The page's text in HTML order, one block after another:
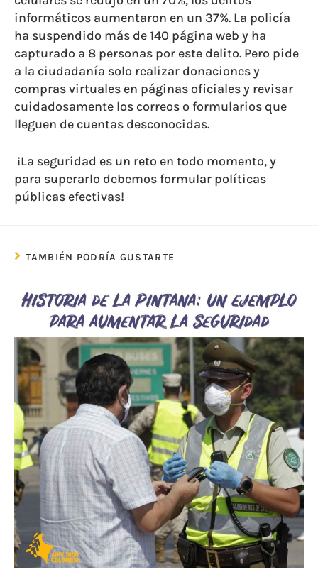
informáticos aumentaron en un 37%. La policía
ha suspendido más de 140 página web y ha
capturado a 8 personas por este delito. Pero pide
a la ciudadanía solo realizar donaciones y
compras virtuales en páginas oficiales y revisar
cuidadosamente los correos o formularios que
lleguen de cuentas desconocidas.
¡La seguridad es un reto en todo momento, y
para superarlo debemos formular políticas
públicas efectivas!
TAMBIÉN PODRÍA GUSTARTE